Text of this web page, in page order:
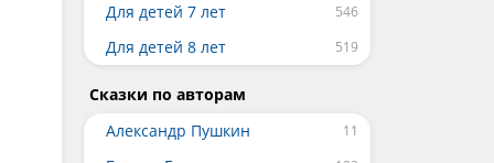
Для детей 7 лет
Для детей 8 лет
Сказки по авторам
Александр Пушкин